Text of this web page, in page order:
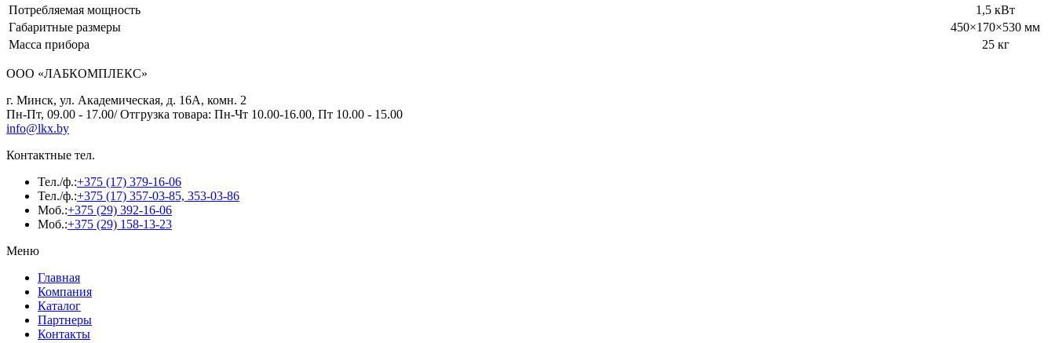
Потребляемая мощность
1,5 кВт
Габаритные размеры
450×170×530 мм
Масса прибора
25 кг
ООО «ЛАБКОМПЛЕКС»
г. Минск, ул. Академическая, д. 16А, комн. 2
Пн-Пт, 09.00 - 17.00/ Отгрузка товара: Пн-Чт 10.00-16.00, Пт 10.00 - 15.00
info@lkx.by
Контактные тел.
Тел./ф.:+375 (17) 379-16-06
Тел./ф.:+375 (17) 357-03-85, 353-03-86
Моб.:+375 (29) 392-16-06
Моб.:+375 (29) 158-13-23
Меню
Главная
Компания
Каталог
Партнеры
Контакты